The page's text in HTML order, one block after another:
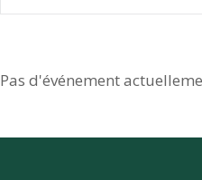
Pas d'événement